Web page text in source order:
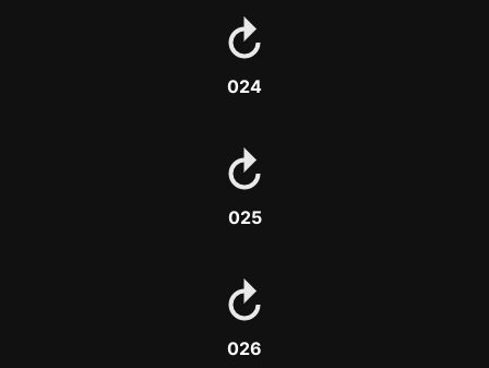
024
025
026